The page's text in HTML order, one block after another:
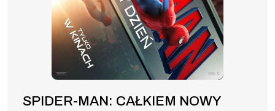
SPIDER-MAN: CAŁKIEM NOWY